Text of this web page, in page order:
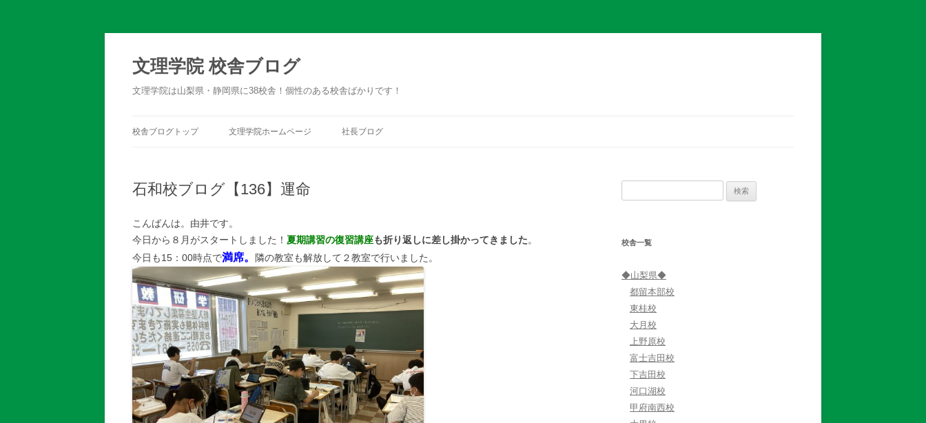
文理学院 校舎ブログ
文理学院は山梨県・静岡県に38校舎！個性のある校舎ばかりです！
校舎ブログトップ 文理学院ホームページ 社長ブログ
石和校ブログ【136】運命
こんばんは。由井です。
今日から８月がスタートしました！ 夏期講習の復習講座も折り返しに差し掛かってきました。
今日も15：00時点で満席。 隣の教室も解放して２教室で行いました。
校舎一覧
◆山梨県◆
都留本部校
東桂校
大月校
上野原校
富士吉田校
下吉田校
河口湖校
甲府南西校